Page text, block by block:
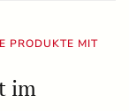
PRODUKTE MIT
im